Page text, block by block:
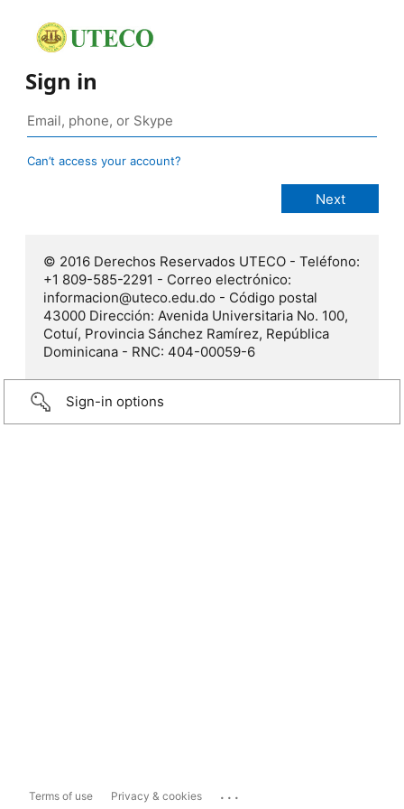
Sign in
Can’t access your account?
© 2016 Derechos Reservados UTECO - Teléfono:
+1 809-585-2291 - Correo elec​trónico:
informacion@uteco.edu.do​ - Código postal
43000 Dirección: Avenida Universitaria No. 100,
Cotuí, Provincia Sánchez Ramírez, República
Dominicana - RNC: 404-00059-6
Sign-in options
Terms of use Privacy & cookies ...